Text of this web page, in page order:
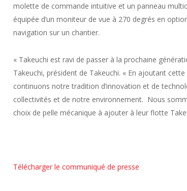
molette de commande intuitive et un panneau
équipée d’un moniteur de vue à 270 degrés en
navigation sur un chantier.
« Takeuchi est ravi de passer à la prochaine
Takeuchi, président de Takeuchi. « En ajoutant
continuons notre tradition d’innovation et de
collectivités et de notre environnement. Nous
choix de pelle mécanique à ajouter à leur flotte
Télécharger le communiqué de presse